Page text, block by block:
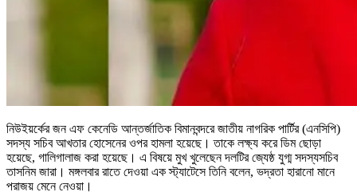
নিউইয়র্কের জন এফ কেনেডি আন্তর্জাতিক বিমানবন্দরে জাতীয় নাগরিক পার্টির (এনসিপি)
সদস্য সচিব আখতার হোসেনের ওপর হামলা হয়েছে। তাকে লক্ষ্য করে ডিম ছোড়া
হয়েছে, গালিগালাজ করা হয়েছে। এ বিষয়ে মুখ খুলেছেন দলটির জ্যেষ্ঠ যুগ্ম সদস্যসচিব
তাসনিম জারা। মঙ্গলবার রাতে দেওয়া এক স্ট্যাটেসে তিনি বলেন, ভদ্রতা হারানো মানে
পরাজয় মেনে নেওয়া।